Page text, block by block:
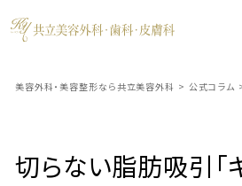
美容外科・美容整形なら共立美容外科 > 公式コラム
切らない脂肪吸引「